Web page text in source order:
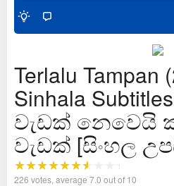
Terlalu Tampan
Sinhala
වැඩක් නෙවෙයි
වැඩක් [සිංහල
226 votes, average 7.0 out of 10